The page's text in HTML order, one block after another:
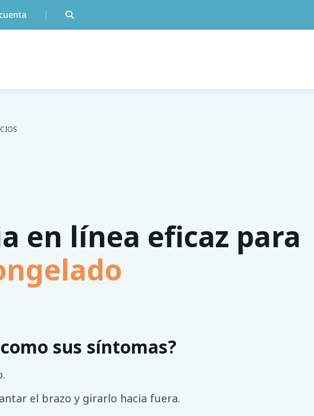
en línea eficaz para
sus síntomas?
el brazo y girarlo hacia fuera.